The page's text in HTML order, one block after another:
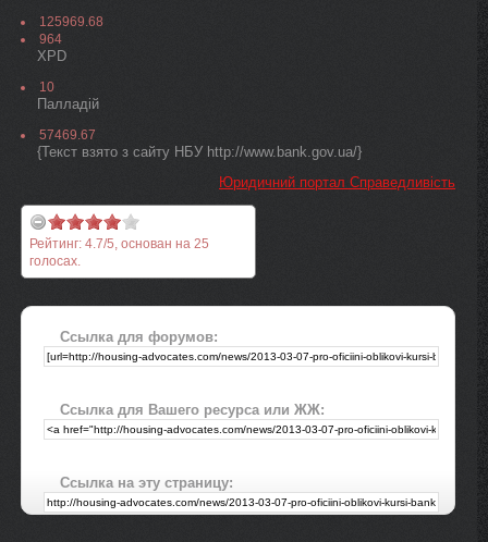
125969.68
964
XPD
10
Палладiй
57469.67
{Текст взято з сайту НБУ http://www.bank.gov.ua/}
Юридичний портал Справедливість
Рейтинг: 4.7/5, основан на 25
голосах.
Ссылка для форумов:
Ссылка для Вашего ресурса или ЖЖ:
Ссылка на эту страницу: